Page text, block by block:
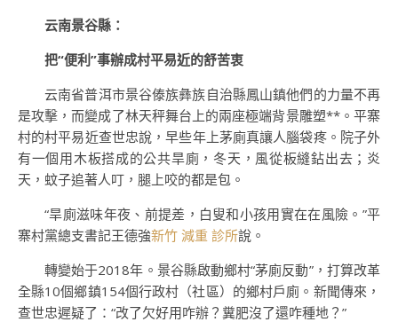
云南景谷縣：
把“便利”事辦成村平易近的舒苦衷
云南省普洱市景谷傣族彝族自治縣鳳山鎮他們的力量不再
是攻擊，而變成了林天秤舞台上的兩座極端背景雕塑**。平寨
村的村平易近查世忠說，早些年上茅廁真讓人腦袋疼。院子外
有一個用木板搭成的公共旱廁，冬天，風從板縫鉆出去；炎
天，蚊子追著人叮，腿上咬的都是包。
“旱廁滋味年夜、前提差，白叟和小孩用實在在風險。”平
寨村黨總支書記王德強新竹 減重 診所說。
轉變始于2018年。景谷縣啟動鄉村“茅廁反動”，打算改革
全縣10個鄉鎮154個行政村（社區）的鄉村戶廁。新聞傳來，
查世忠遲疑了：“改了欠好用咋辦？糞肥沒了還咋種地？”